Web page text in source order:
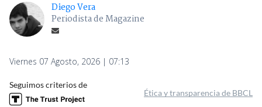
Diego Vera
Periodista de Magazine
Viernes 07 Agosto, 2026 | 07:13
Seguimos criterios de
Ética y transparencia de BBCL